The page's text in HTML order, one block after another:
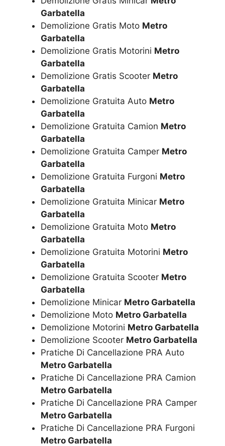
Garbatella
Demolizione Gratis Moto Metro
Garbatella
Demolizione Gratis Motorini Metro
Garbatella
Demolizione Gratis Scooter Metro
Garbatella
Demolizione Gratuita Auto Metro
Garbatella
Demolizione Gratuita Camion Metro
Garbatella
Demolizione Gratuita Camper Metro
Garbatella
Demolizione Gratuita Furgoni Metro
Garbatella
Demolizione Gratuita Minicar Metro
Garbatella
Demolizione Gratuita Moto Metro
Garbatella
Demolizione Gratuita Motorini Metro
Garbatella
Demolizione Gratuita Scooter Metro
Garbatella
Demolizione Minicar Metro Garbatella
Demolizione Moto Metro Garbatella
Demolizione Motorini Metro Garbatella
Demolizione Scooter Metro Garbatella
Pratiche Di Cancellazione PRA Auto
Metro Garbatella
Pratiche Di Cancellazione PRA Camion
Metro Garbatella
Pratiche Di Cancellazione PRA Camper
Metro Garbatella
Pratiche Di Cancellazione PRA Furgoni
Metro Garbatella